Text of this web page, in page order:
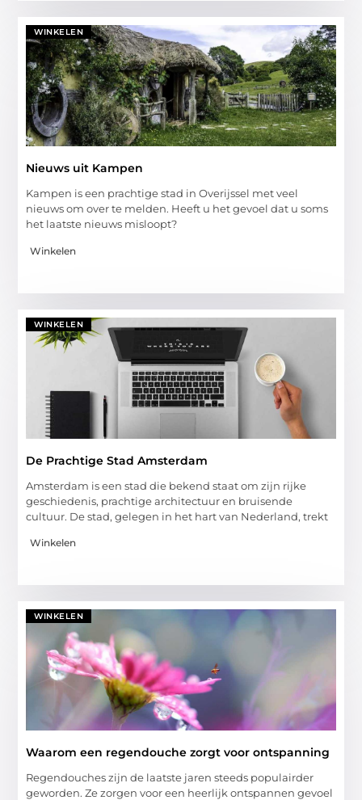
WINKELEN
Nieuws uit Kampen
Kampen is een prachtige stad in Overijssel met veel
nieuws om over te melden. Heeft u het gevoel dat u soms
het laatste nieuws misloopt?
Winkelen
WINKELEN
De Prachtige Stad Amsterdam
Amsterdam is een stad die bekend staat om zijn rijke
geschiedenis, prachtige architectuur en bruisende
cultuur. De stad, gelegen in het hart van Nederland, trekt
Winkelen
WINKELEN
Waarom een regendouche zorgt voor ontspanning
Regendouches zijn de laatste jaren steeds populairder
geworden. Ze zorgen voor een heerlijk ontspannen gevoel